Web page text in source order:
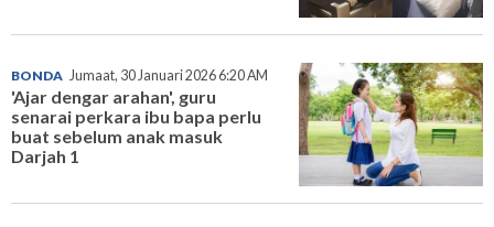
BONDA Jumaat, 30 Januari 2026 6:20 AM
'Ajar dengar arahan', guru
senarai perkara ibu bapa perlu
buat sebelum anak masuk
Darjah 1